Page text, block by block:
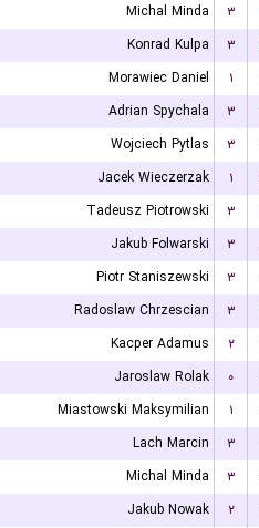
Michal Minda
۳
Konrad Kulpa
۳
Morawiec Daniel
۱
Adrian Spychala
۳
Wojciech Pytlas
۳
Jacek Wieczerzak
۱
Tadeusz Piotrowski
۳
Jakub Folwarski
۳
Piotr Staniszewski
۳
Radoslaw Chrzescian
۳
Kacper Adamus
۲
Jaroslaw Rolak
۰
Miastowski Maksymilian
۱
Lach Marcin
۳
Michal Minda
۳
Jakub Nowak
۲